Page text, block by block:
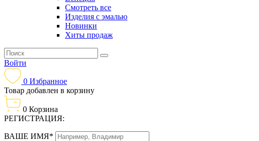
Смотреть все
Изделия с эмалью
Новинки
Хиты продаж
Войти
0 Избранное
Товар добавлен в корзину
0 Корзина
РЕГИСТРАЦИЯ:
ВАШЕ ИМЯ*